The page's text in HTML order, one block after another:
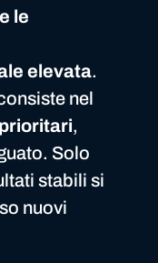
le
elevata.
nel
,
Solo
stabili si
nuovi